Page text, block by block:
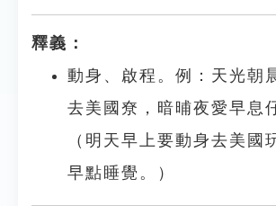
釋義：
動身、啟程。例：天光朝
去美國尞，暗晡夜愛早息
（明天早上要動身去美國
早點睡覺。）